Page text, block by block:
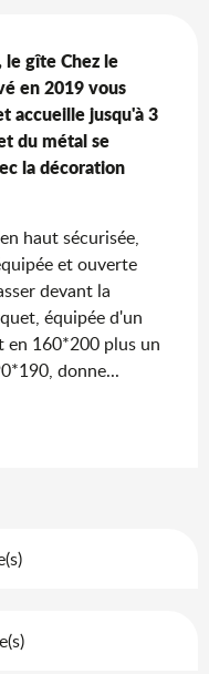
le gîte Chez le
en 2019 vous
accueille jusqu'à 3
du métal se
la décoration
haut sécurisée,
et ouverte
devant la
équipée d'un
en 160*200 plus un
donne...